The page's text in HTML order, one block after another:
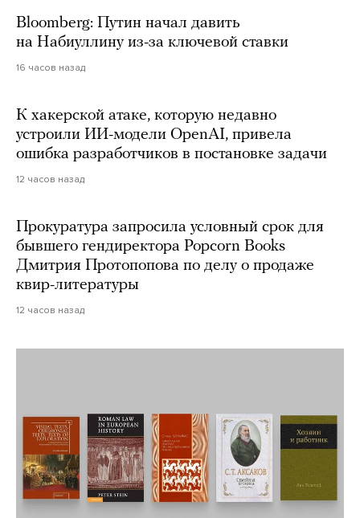
Bloomberg: Путин начал давить
на Набиуллину из-за ключевой ставки
16 часов назад
К хакерской атаке, которую недавно
устроили ИИ-модели OpenAI, привела
ошибка разработчиков в постановке задачи
12 часов назад
Прокуратура запросила условный срок для
бывшего гендиректора Popcorn Books
Дмитрия Протопопова по делу о продаже
квир-литературы
12 часов назад